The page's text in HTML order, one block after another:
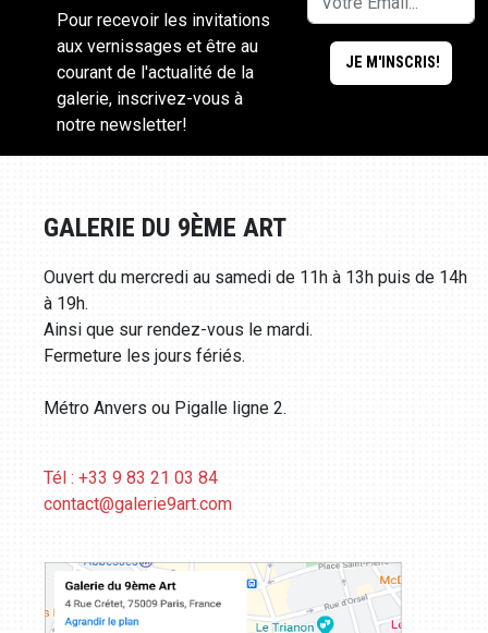
Pour recevoir les invitations
aux vernissages et être au
courant de l'actualité de la
galerie, inscrivez-vous à
notre newsletter!
GALERIE DU 9ÈME ART
Ouvert du mercredi au samedi de 11h à 13h puis de 14h
à 19h.
Ainsi que sur rendez-vous le mardi.
Fermeture les jours fériés.
Métro Anvers ou Pigalle ligne 2.
Tél : +33 9 83 21 03 84
contact@galerie9art.com